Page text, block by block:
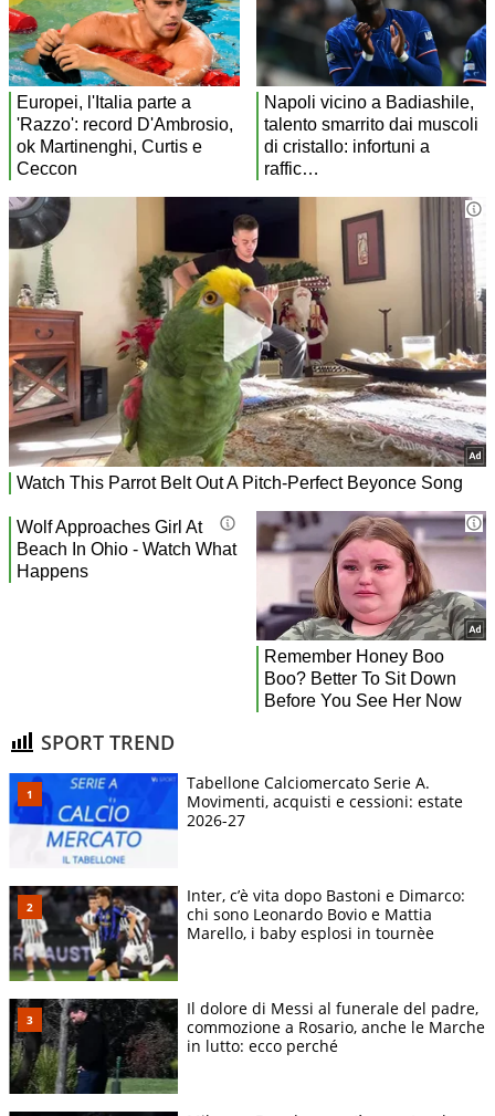
SPORT TREND
Tabellone Calciomercato Serie A.
Movimenti, acquisti e cessioni: estate
2026-27
Inter, c’è vita dopo Bastoni e Dimarco:
chi sono Leonardo Bovio e Mattia
Marello, i baby esplosi in tournèe
Il dolore di Messi al funerale del padre,
commozione a Rosario, anche le Marche
in lutto: ecco perché